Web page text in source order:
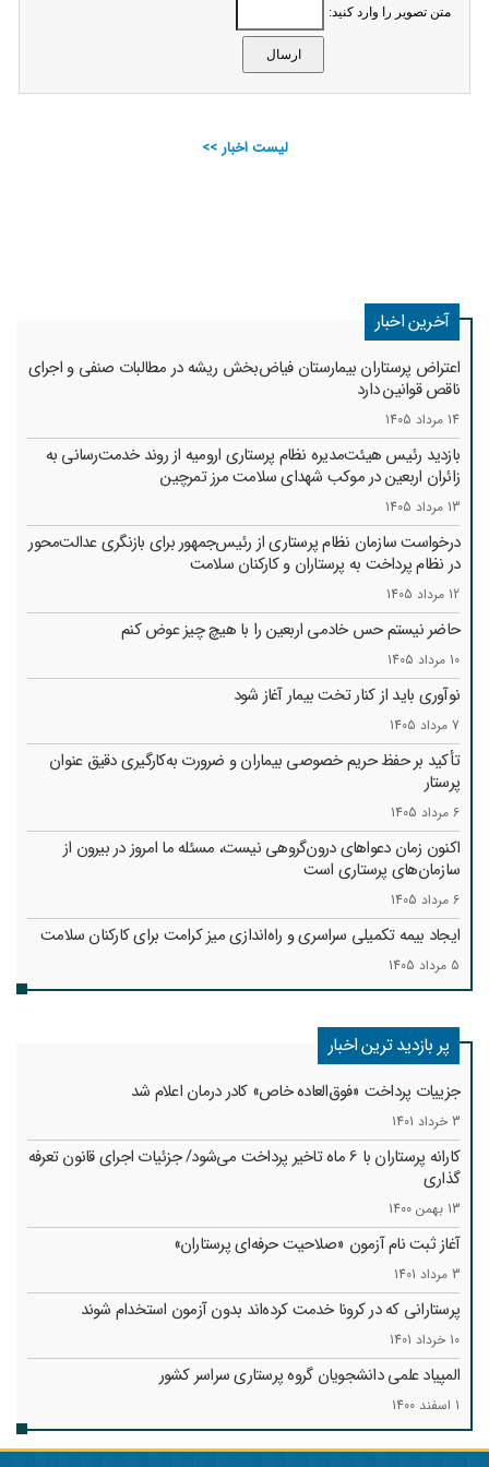
متن تصویر را وارد کنید:
لیست اخبار >>
آخرین اخبار
اعتراض پرستاران بیمارستان فیاض‌بخش ریشه در مطالبات صنفی و اجرای
ناقص قوانین دارد
14 مرداد 1405
بازدید رئیس هیئت‌مدیره نظام پرستاری ارومیه از روند خدمت‌رسانی به
زائران اربعین در موکب شهدای سلامت مرز تمرچین
13 مرداد 1405
درخواست سازمان نظام پرستاری از رئیس‌جمهور برای بازنگری عدالت‌محور
در نظام پرداخت به پرستاران و کارکنان سلامت
12 مرداد 1405
حاضر نیستم حس خادمی اربعین را با هیچ چیز عوض کنم
10 مرداد 1405
نوآوری باید از کنار تخت بیمار آغاز شود
7 مرداد 1405
تأکید بر حفظ حریم خصوصی بیماران و ضرورت به‌کارگیری دقیق عنوان
پرستار
6 مرداد 1405
اکنون زمان دعواهای درون‌گروهی نیست، مسئله ما امروز در بیرون از
سازمان‌های پرستاری است
6 مرداد 1405
ایجاد بیمه تکمیلی سراسری و راه‌اندازی میز کرامت برای کارکنان سلامت
5 مرداد 1405
پر بازدید ترین اخبار
جزییات پرداخت «فوق‌العاده خاص» کادر درمان اعلام شد
3 خرداد 1401
کارانه‌ پرستاران با 6 ماه تاخیر پرداخت می‌شود/ جزئیات اجرای قانون تعرفه
گذاری
13 بهمن 1400
آغاز ثبت نام آزمون «صلاحیت حرفه‌ای پرستاران»
3 مرداد 1401
پرستارانی که در کرونا خدمت کرد‌ه‌اند بدون آزمون استخدام شوند
10 خرداد 1401
المپیاد علمی دانشجویان گروه پرستاری سراسر کشور
1 اسفند 1400